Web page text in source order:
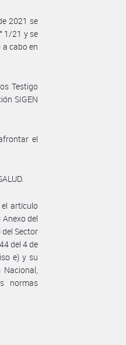
2021 se
1/21 y se
cabo en
Testigo
SIGEN
el
artículo
del
Sector
del 4 de
e) y su
normas